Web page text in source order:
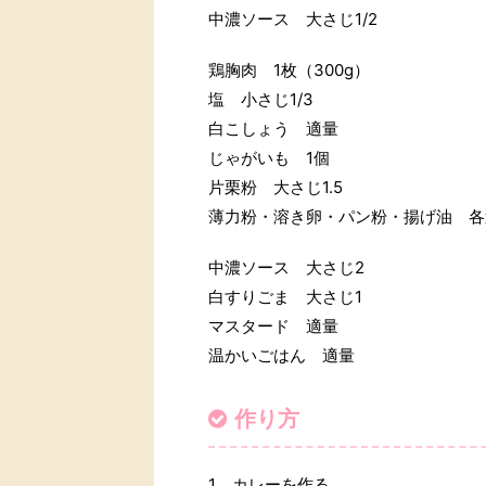
中濃ソース 大さじ1/2
鶏胸肉 1枚（300g）
塩 小さじ1/3
白こしょう 適量
じゃがいも 1個
片栗粉 大さじ1.5
薄力粉・溶き卵・パン粉・揚げ
中濃ソース 大さじ2
白すりごま 大さじ1
マスタード 適量
温かいごはん 適量
作り方